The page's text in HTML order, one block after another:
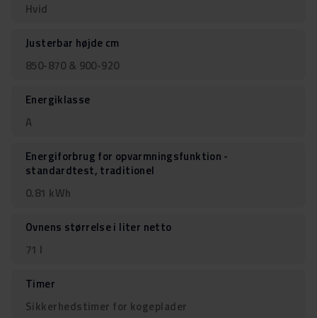
Hvid
Justerbar højde cm
850-870 & 900-920
Energiklasse
A
Energiforbrug for opvarmningsfunktion -
standardtest, traditionel
0.81 kWh
Ovnens størrelse i liter netto
71 l
Timer
Sikkerhedstimer for kogeplader